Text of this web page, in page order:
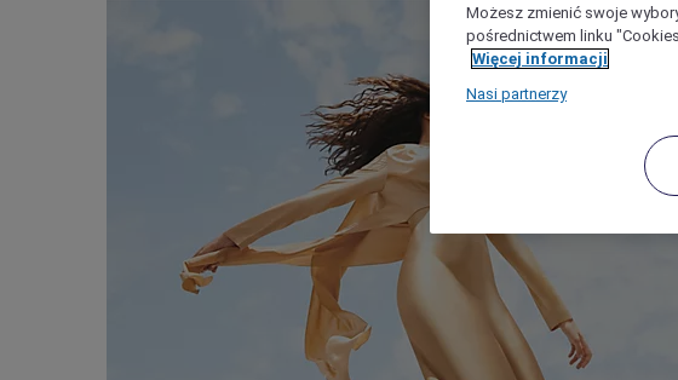
Możesz zmienić swoje
pośrednictwem linku
Więcej informacji
Nasi partnerzy